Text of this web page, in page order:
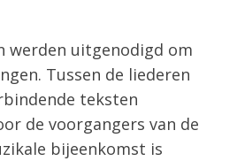
werden uitgenodigd om
Tussen de liederen
teksten
de voorgangers van de
bijeenkomst is